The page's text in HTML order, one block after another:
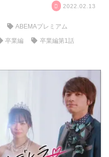
2022.02.13
ABEMAプレミアム
卒業編
卒業編第1話